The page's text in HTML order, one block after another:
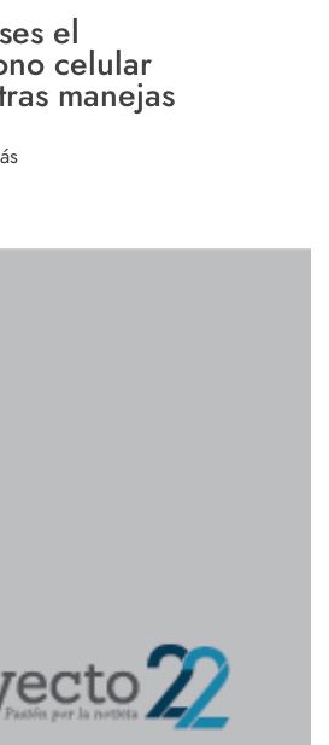
el
celular
manejas